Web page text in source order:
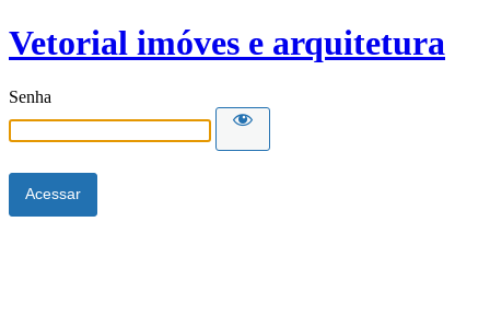
Vetorial imóves e arquitetura
Senha